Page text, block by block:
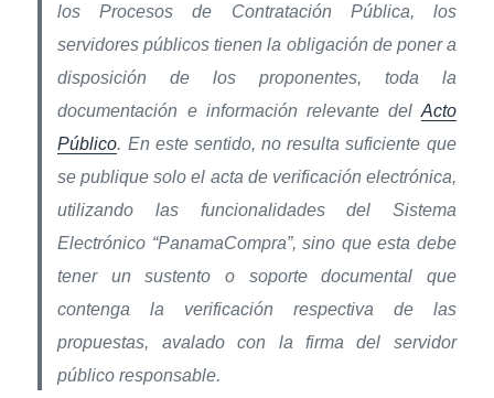
los Procesos de Contratación Pública, los
servidores públicos tienen la obligación de poner a
disposición de los proponentes, toda la
documentación e información relevante del Acto
Público. En este sentido, no resulta suficiente que
se publique solo el acta de verificación electrónica,
utilizando las funcionalidades del Sistema
Electrónico “PanamaCompra”, sino que esta debe
tener un sustento o soporte documental que
contenga la verificación respectiva de las
propuestas, avalado con la firma del servidor
público responsable.